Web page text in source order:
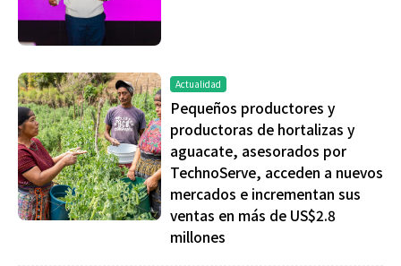
Actualidad
Pequeños productores y
productoras de hortalizas y
aguacate, asesorados por
TechnoServe, acceden a nuevos
mercados e incrementan sus
ventas en más de US$2.8
millones